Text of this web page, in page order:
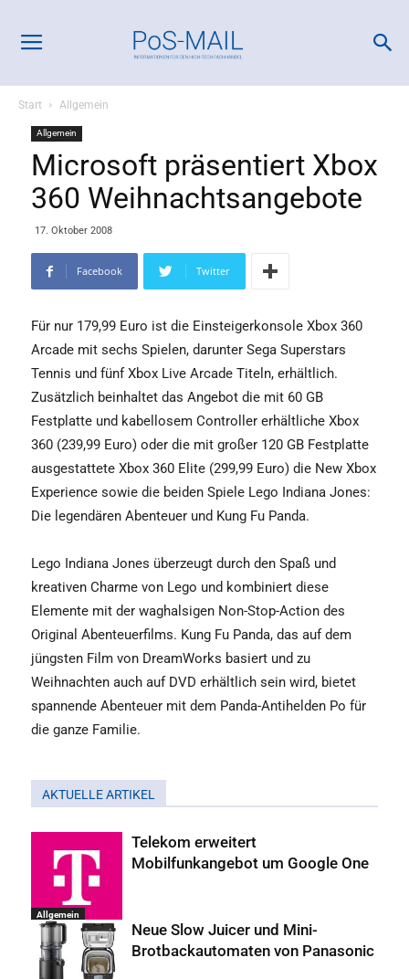
Start Allgemein
Allgemein
Microsoft präsentiert Xbox
360 Weihnachtsangebote
17. Oktober 2008
Facebook Twitter
Für nur 179,99 Euro ist die Einsteigerkonsole Xbox 360
Arcade mit sechs Spielen, darunter Sega Superstars
Tennis und fünf Xbox Live Arcade Titeln, erhältlich.
Zusätzlich beinhaltet das Angebot die mit 60 GB
Festplatte und kabellosem Controller erhältliche Xbox
360 (239,99 Euro) oder die mit großer 120 GB Festplatte
ausgestattete Xbox 360 Elite (299,99 Euro) die New Xbox
Experience sowie die beiden Spiele Lego Indiana Jones:
Die legendären Abenteuer und Kung Fu Panda.
Lego Indiana Jones überzeugt durch den Spaß und
kreativen Charme von Lego und kombiniert diese
Elemente mit der waghalsigen Non-Stop-Action des
Original Abenteuerfilms. Kung Fu Panda, das auf dem
jüngsten Film von DreamWorks basiert und zu
Weihnachten auch auf DVD erhältlich sein wird, bietet
spannende Abenteuer mit dem Panda-Antihelden Po für
die ganze Familie.
AKTUELLE ARTIKEL
Allgemein
Telekom erweitert
Mobilfunkangebot um Google One
Neue Slow Juicer und Mini-
Brotbackautomaten von Panasonic